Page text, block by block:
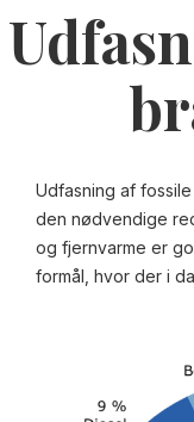
Udfasning af
den nødvendige
og fjernvarme er
formål, hvor der i